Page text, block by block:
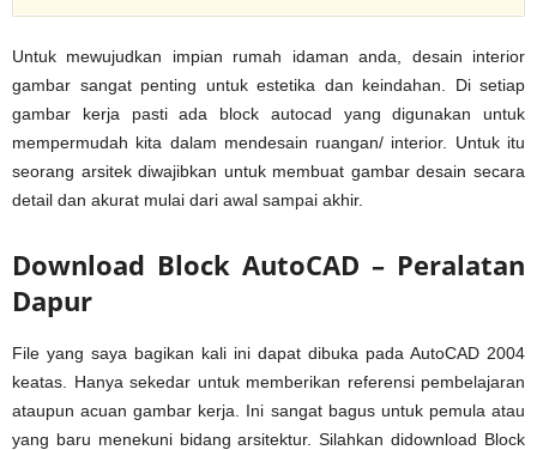
Untuk mewujudkan impian rumah idaman anda, desain interior
gambar sangat penting untuk estetika dan keindahan. Di setiap
gambar kerja pasti ada block autocad yang digunakan untuk
mempermudah kita dalam mendesain ruangan/ interior. Untuk itu
seorang arsitek diwajibkan untuk membuat gambar desain secara
detail dan akurat mulai dari awal sampai akhir.
Download Block AutoCAD – Peralatan
Dapur
File yang saya bagikan kali ini dapat dibuka pada AutoCAD 2004
keatas. Hanya sekedar untuk memberikan referensi pembelajaran
ataupun acuan gambar kerja. Ini sangat bagus untuk pemula atau
yang baru menekuni bidang arsitektur. Silahkan didownload Block